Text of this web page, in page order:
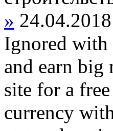
» 24.04.2018
Ignored
and earn
site for a
currency